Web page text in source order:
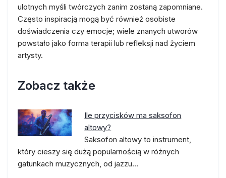
ulotnych myśli twórczych zanim zostaną zapomniane.
Często inspiracją mogą być również osobiste
doświadczenia czy emocje; wiele znanych utworów
powstało jako forma terapii lub refleksji nad życiem
artysty.
Zobacz także
Ile przycisków ma saksofon
altowy?
Saksofon altowy to instrument,
który cieszy się dużą popularnością w różnych
gatunkach muzycznych, od jazzu…